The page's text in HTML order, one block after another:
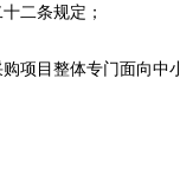
二条规定；
项目整体专门面向中